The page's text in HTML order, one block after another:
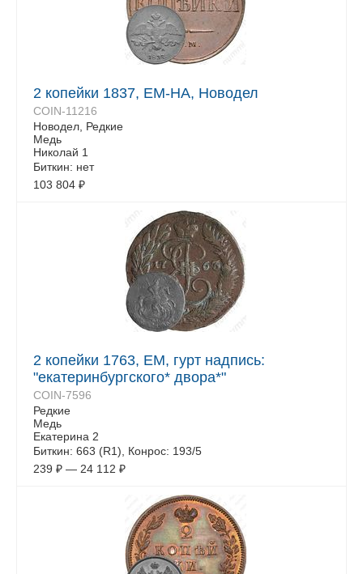
2 копейки 1837, ЕМ-НА, Новодел
COIN-11216
Новодел, Редкие
Медь
Николай 1
Биткин: нет
103 804 ₽
2 копейки 1763, ЕМ, гурт надпись:
"екатеринбургского* двора*"
COIN-7596
Редкие
Медь
Екатерина 2
Биткин: 663 (R1), Конрос: 193/5
239 ₽ — 24 112 ₽